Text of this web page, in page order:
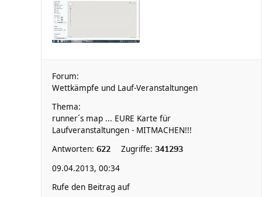
Forum:
Wettkämpfe und Lauf-Veranstaltungen
Thema:
runner´s map ... EURE Karte für
Laufveranstaltungen - MITMACHEN!!!
Antworten: 622 Zugriffe: 341293
09.04.2013, 00:34
Rufe den Beitrag auf